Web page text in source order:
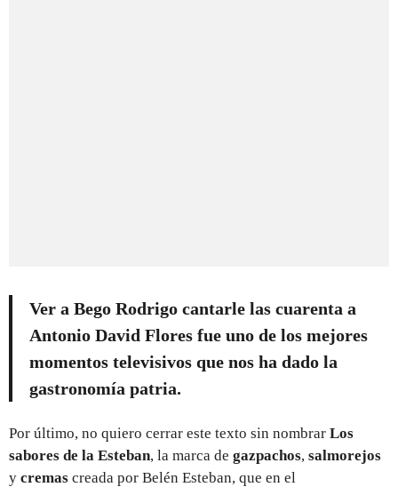
Ver a Bego Rodrigo cantarle las cuarenta a
Antonio David Flores fue uno de los mejores
momentos televisivos que nos ha dado la
gastronomía patria.
Por último, no quiero cerrar este texto sin nombrar Los
sabores de la Esteban, la marca de gazpachos, salmorejos
y cremas creada por Belén Esteban, que en el